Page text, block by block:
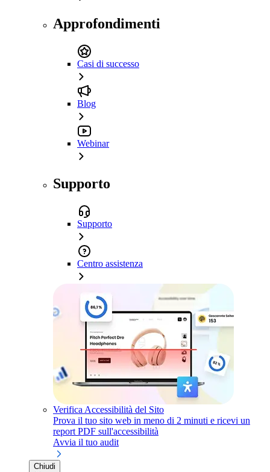
Approfondimenti
Casi di successo
Blog
Webinar
Supporto
Supporto
Centro assistenza
Verifica Accessibilità del Sito
Prova il tuo sito web in meno di 2 minuti e ricevi un
report PDF sull'accessibilità
Avvia il tuo audit
Chiudi